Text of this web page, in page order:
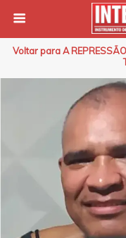
Voltar para A